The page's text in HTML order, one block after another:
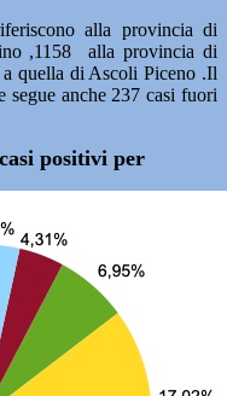
alla provincia di
,1158 alla provincia di
quella di Ascoli Piceno .Il
segue anche 237 casi fuori
positivi per